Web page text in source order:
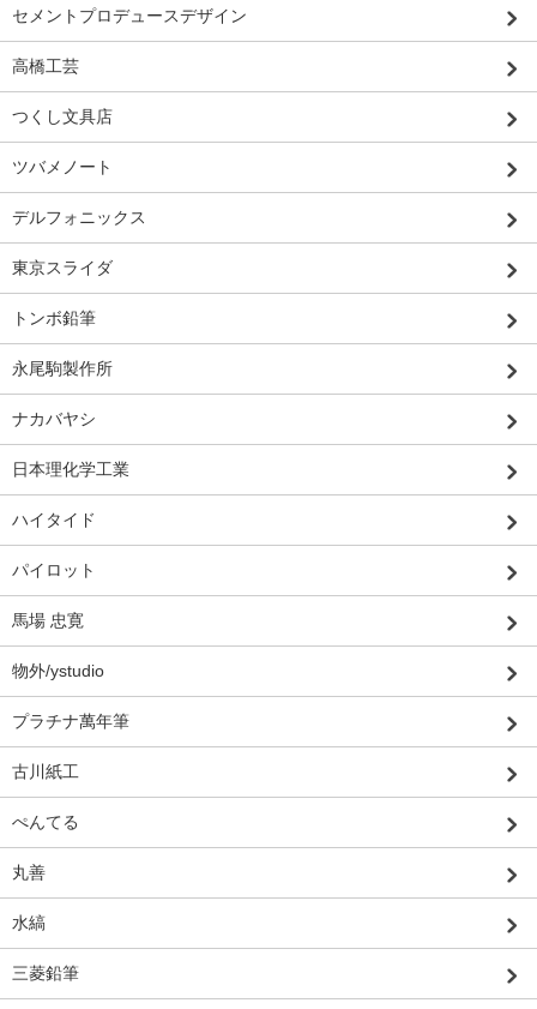
セメントプロデュースデザイン
高橋工芸
つくし文具店
ツバメノート
デルフォニックス
東京スライダ
トンボ鉛筆
永尾駒製作所
ナカバヤシ
日本理化学工業
ハイタイド
パイロット
馬場 忠寛
物外/ystudio
プラチナ萬年筆
古川紙工
ぺんてる
丸善
水縞
三菱鉛筆